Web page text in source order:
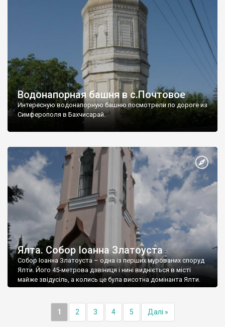
Водонапорная башня в с.Почтовое
Интересную водонапорную башню посмотрели по дороге из
Симферополя в Бахчисарай.
Ялта. Собор Іоанна Златоуста
Собор Іоанна Златоуста – одна із перших мурованих споруд
Ялти. Його 45-метрова дзвіниця і нині видніється в місті
майже звідусіль, а колись це була висотна домінанта Ялти.
1 2 3 4 5 Далі »